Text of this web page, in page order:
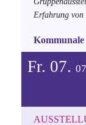
Erfahrung von
Fr. 07.